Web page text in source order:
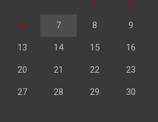
1 2
6 7 8 9
13 14 15 16
20 21 22 23
27 28 29 30